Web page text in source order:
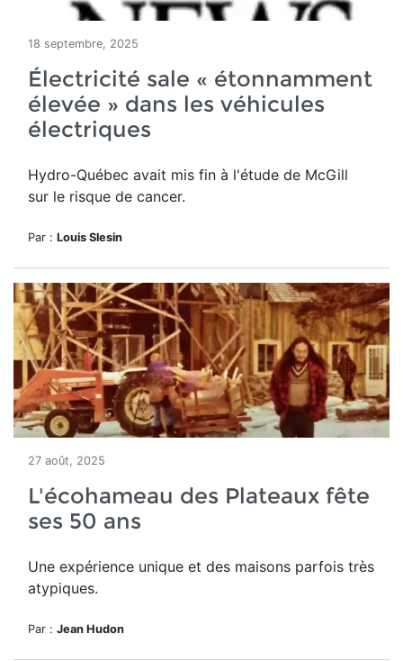
18 septembre, 2025
Électricité sale « étonnamment
élevée » dans les véhicules
électriques
Hydro-Québec avait mis fin à l'étude de McGill
sur le risque de cancer.
Par : Louis Slesin
27 août, 2025
L'écohameau des Plateaux fête
ses 50 ans
Une expérience unique et des maisons parfois très
atypiques.
Par : Jean Hudon